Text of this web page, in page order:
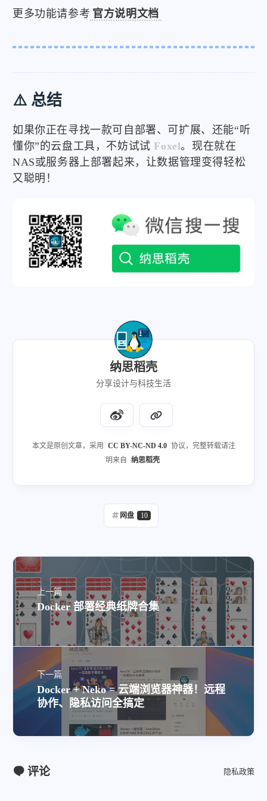
更多功能请参考 官方说明文档
⚠️ 总结
如果你正在寻找一款可自部署、可扩展、还能“听
懂你”的云盘工具，不妨试试Foxel。现在就在
NAS或服务器上部署起来，让数据管理变得轻松
又聪明！
纳思稻壳
分享设计与科技生活
本文是原创文章，采用 CC BY-NC-ND 4.0 协议，完整转载请注
明来自
纳思稻壳
网盘 10
上一篇
Docker 部署经典纸牌合集
下一篇
Docker + Neko = 云端浏览器神器！远程
协作、隐私访问全搞定
评论 隐私政策